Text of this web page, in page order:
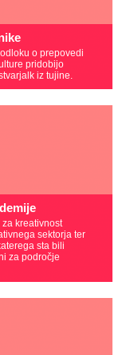
o prepovedi
pridobijo
iz tujine.
kreativnost
sektorja ter
sta bili
za področje